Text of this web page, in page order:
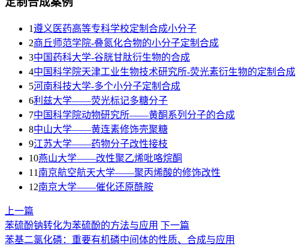
1遵义医药高等专科学校定制合成小分子
2商丘师范学院-叠氮化合物的小分子定制合成
3​中国药科大学-谷胱甘肽衍生物的合成
4中国科学院天津工业生物技术研究所-荧光素衍生物的定制合成
5河南科技大学-多个小分子定制合成
6利兹大学——荧光标记多糖分子
7中国科学院动物研究所——黄酮系列分子的合成
8中山大学——黄连素修饰壳聚糖
9江苏大学——药物分子改性接枝
10燕山大学——改性聚乙烯吡咯烷酮
11 南京航空航天大学——聚丙烯酸的修饰改性
12南京大学——催化还原酰胺
上一篇
苯硫酚钠转化为苯硫酚的方法与应用 下一篇
苯基二氯化磷：重要有机磷中间体的性质、合成与应用